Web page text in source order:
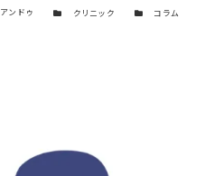
アンドゥ カテゴリークリニック カテゴリー
コラム